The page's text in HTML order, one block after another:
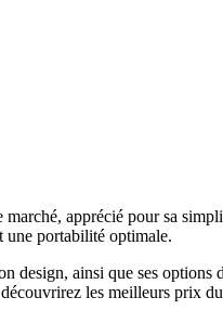
apprécié pour sa
une portabilité optimale.
design, ainsi que ses
les meilleurs prix